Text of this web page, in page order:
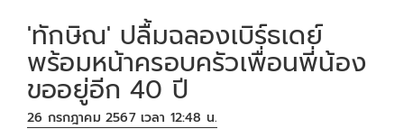
'ทักษิณ' ปลื้มฉลองเบิร์ธเดย์
พร้อมหน้าครอบครัวเพื่อนพี่น้อง
ขออยู่อีก 40 ปี
26 กรกฎาคม 2567 เวลา 12:48 น.